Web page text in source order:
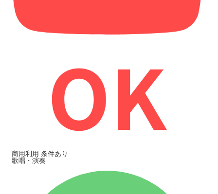
商用利用 条件あり
歌唱・演奏